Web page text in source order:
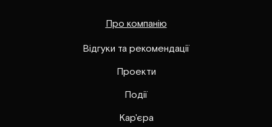
Про компанію
Відгуки та рекомендації
Проекти
Події
Кар'єра